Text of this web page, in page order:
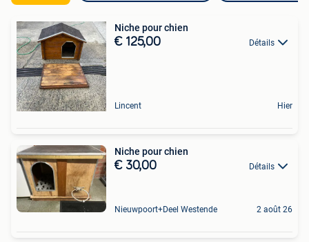
Niche pour chien
€ 125,00 Détails
Lincent Hier
Niche pour chien
€ 30,00 Détails
Nieuwpoort+Deel Westende 2 août 26